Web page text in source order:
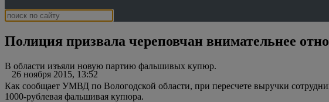
Полиция призвала череповчан внимательнее
26 ноября 2015, 13:52
В области изъяли новую партию фальшивых купюр.
Как сообщает УМВД по Вологодской области, при пересчете выручки
1000-рублевая фальшивая купюра.